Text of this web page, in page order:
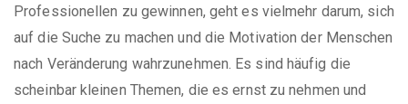
Professionellen zu gewinnen, geht es vielmehr darum, sich
auf die Suche zu machen und die Motivation der Menschen
nach Veränderung wahrzunehmen. Es sind häufig die
scheinbar kleinen Themen, die es ernst zu nehmen und